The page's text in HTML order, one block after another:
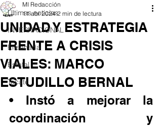
Últimas noticias
INTERNACIONAL
Ensenada
Estatal
Tecate
UNIDAD Y ESTRATEGIA
FRENTE A CRISIS
VIALES: MARCO
ESTUDILLO BERNAL
MI Redacción
11 abr 2024 2 min de lectura
• Instó a mejorar la
coordinación y